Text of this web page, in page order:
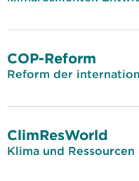
COP-Reform
Reform der
ClimResWorld
Klima und